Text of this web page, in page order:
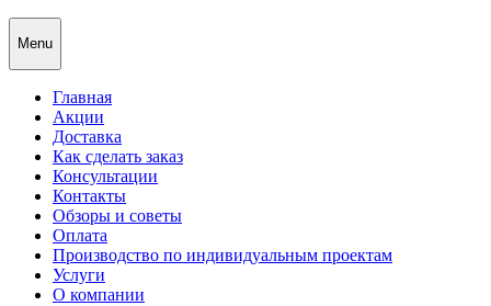
Menu
Главная
Акции
Доставка
Как сделать заказ
Консультации
Контакты
Обзоры и советы
Оплата
Производство по индивидуальным проектам
Услуги
О компании